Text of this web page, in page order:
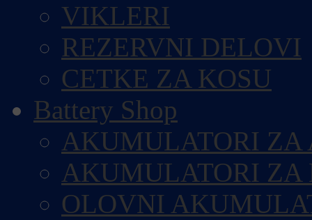
VIKLERI
REZERVNI DELOVI
CETKE ZA KOSU
Battery Shop
AKUMULATORI ZA
AKUMULATORI ZA
OLOVNI